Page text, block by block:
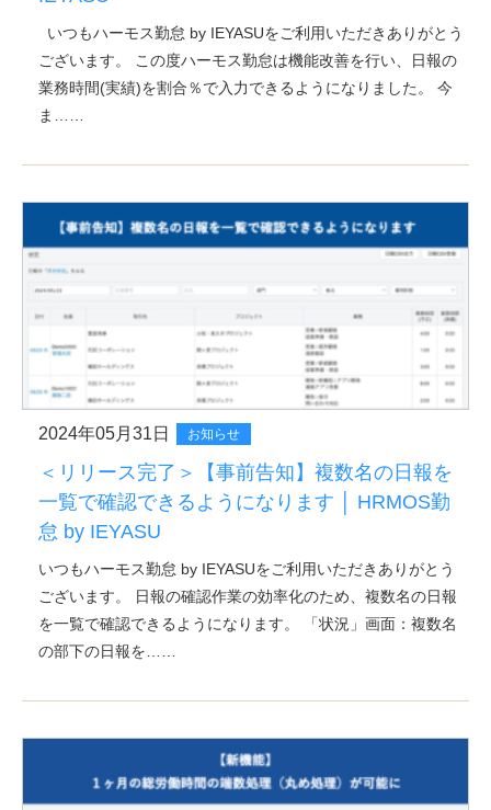
いつもハーモス勤怠 by IEYASUをご利用いただきありがとう
ございます。 この度ハーモス勤怠は機能改善を行い、日報の
業務時間(実績)を割合％で入力できるようになりました。 今
ま……
2024年05月31日 お知らせ
＜リリース完了＞【事前告知】複数名の日報を
一覧で確認できるようになります │ HRMOS勤
怠 by IEYASU
いつもハーモス勤怠 by IEYASUをご利用いただきありがとう
ございます。 日報の確認作業の効率化のため、複数名の日報
を一覧で確認できるようになります。 「状況」画面：複数名
の部下の日報を……